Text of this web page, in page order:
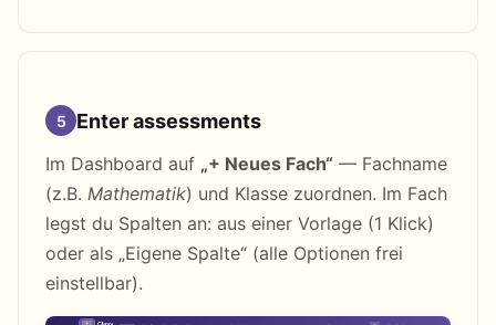
5 Enter assessments
Im Dashboard auf „+ Neues Fach“ — Fachname
(z.B. Mathematik) und Klasse zuordnen. Im Fach
legst du Spalten an: aus einer Vorlage (1 Klick)
oder als „Eigene Spalte“ (alle Optionen frei
einstellbar).